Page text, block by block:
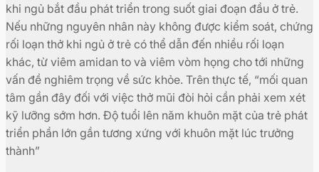
khi ngủ bắt đầu phát triển trong suốt giai đoạn đầu ở trẻ.
Nếu những nguyên nhân này không được kiểm soát, chứng
rối loạn thở khi ngủ ở trẻ có thể dẫn đến nhiều rối loạn
khác, từ viêm amidan to và viêm vòm họng cho tới những
vấn đề nghiêm trọng về sức khỏe. Trên thực tế, “mối quan
tâm gần đây đối với việc thở mũi đòi hỏi cần phải xem xét
kỹ lưỡng sớm hơn. Độ tuổi lên năm khuôn mặt của trẻ phát
triển phần lớn gần tương xứng với khuôn mặt lúc trưởng
thành”